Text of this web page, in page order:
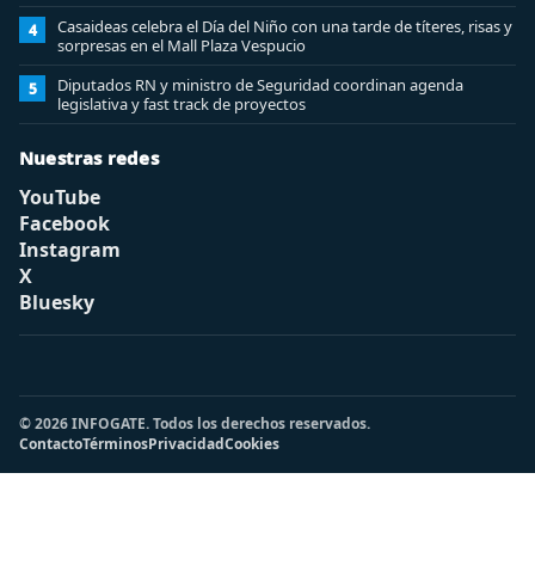
4
Casaideas celebra el Día del Niño con una tarde de títeres, risas y
sorpresas en el Mall Plaza Vespucio
5
Diputados RN y ministro de Seguridad coordinan agenda
legislativa y fast track de proyectos
Nuestras redes
YouTube
Facebook
Instagram
X
Bluesky
© 2026 INFOGATE. Todos los derechos reservados.
ContactoTérminosPrivacidadCookies